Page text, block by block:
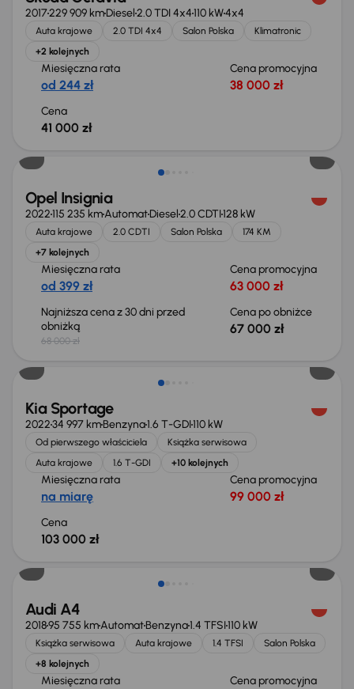
2017229 909 kmDiesel2.0 TDI 4x4110 kW4x4
Auta krajowe 2.0 TDI 4x4 Salon Polska
Klimatronic
+2 kolejnych
Miesięczna rata
od 244 zł
Cena promocyjna
38 000 zł
Cena
41 000 zł
Opel Insignia
2022115 235 kmAutomatDiesel2.0 CDTI128 kW
Auta krajowe 2.0 CDTI Salon Polska
174 KM
+7 kolejnych
Miesięczna rata
od 399 zł
Cena promocyjna
63 000 zł
Najniższa cena z 30 dni przed
obniżką
68 000 zł
Cena po obniżce
67 000 zł
Kia Sportage
202234 997 kmBenzyna1.6 T-GDI110 kW
Od pierwszego właściciela
Książka serwisowa
Auta krajowe
1.6 T-GDI +10 kolejnych
Miesięczna rata
na miarę
Cena promocyjna
99 000 zł
Cena
103 000 zł
Audi A4
201895 755 kmAutomatBenzyna1.4 TFSI110 kW
Książka serwisowa Auta krajowe 1.4 TFSI
Salon Polska
+8 kolejnych
Miesięczna rata Cena promocyjna